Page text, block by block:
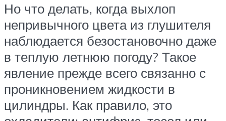
Но что делать, когда выхлоп
непривычного цвета из глушителя
наблюдается безостановочно даже
в теплую летнюю погоду? Такое
явление прежде всего связанно с
проникновением жидкости в
цилиндры. Как правило, это